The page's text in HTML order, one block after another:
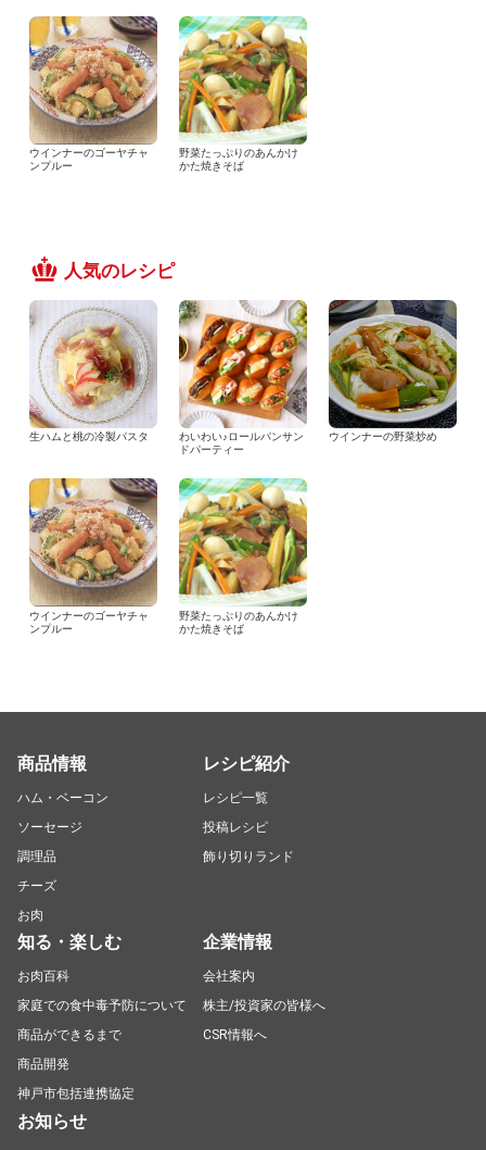
ウインナーのゴーヤチャ
ンプルー
野菜たっぷりのあんかけ
かた焼きそば
人気のレシピ
生ハムと桃の冷製パスタ
わいわい♪ロールパンサン
ドパーティー
ウインナーの野菜炒め
ウインナーのゴーヤチャ
ンプルー
野菜たっぷりのあんかけ
かた焼きそば
商品情報
ハム・ベーコン
ソーセージ
調理品
チーズ
お肉
レシピ紹介
レシピ一覧
投稿レシピ
飾り切りランド
知る・楽しむ
お肉百科
家庭での食中毒予防について
商品ができるまで
商品開発
神戸市包括連携協定
企業情報
会社案内
株主/投資家の皆様へ
CSR情報へ
お知らせ